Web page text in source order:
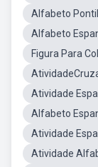
Alfabeto
Alfabeto
Figura Para
Atividade
Alfabeto
Atividade
Atividade